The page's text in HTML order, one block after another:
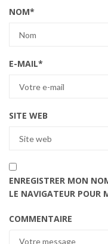
NOM*
E-MAIL*
SITE WEB
ENREGISTRER MON
LE NAVIGATEUR POUR
COMMENTAIRE